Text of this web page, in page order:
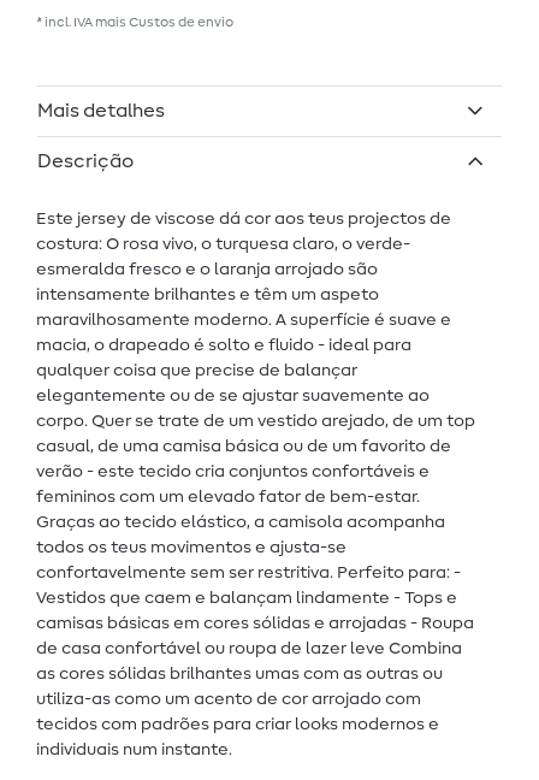
* incl. IVA mais Custos de envio
Mais detalhes
Descrição
Este jersey de viscose dá cor aos teus projectos de
costura: O rosa vivo, o turquesa claro, o verde-
esmeralda fresco e o laranja arrojado são
intensamente brilhantes e têm um aspeto
maravilhosamente moderno. A superfície é suave e
macia, o drapeado é solto e fluido - ideal para
qualquer coisa que precise de balançar
elegantemente ou de se ajustar suavemente ao
corpo. Quer se trate de um vestido arejado, de um top
casual, de uma camisa básica ou de um favorito de
verão - este tecido cria conjuntos confortáveis e
femininos com um elevado fator de bem-estar.
Graças ao tecido elástico, a camisola acompanha
todos os teus movimentos e ajusta-se
confortavelmente sem ser restritiva. Perfeito para: -
Vestidos que caem e balançam lindamente - Tops e
camisas básicas em cores sólidas e arrojadas - Roupa
de casa confortável ou roupa de lazer leve Combina
as cores sólidas brilhantes umas com as outras ou
utiliza-as como um acento de cor arrojado com
tecidos com padrões para criar looks modernos e
individuais num instante.